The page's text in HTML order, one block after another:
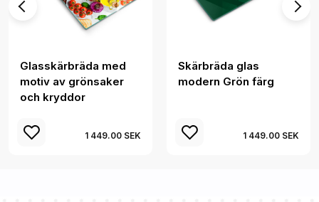
Glasskärbräda med
motiv av grönsaker
och kryddor
1 449.00 SEK
Skärbräda glas
modern Grön färg
1 449.00 SEK